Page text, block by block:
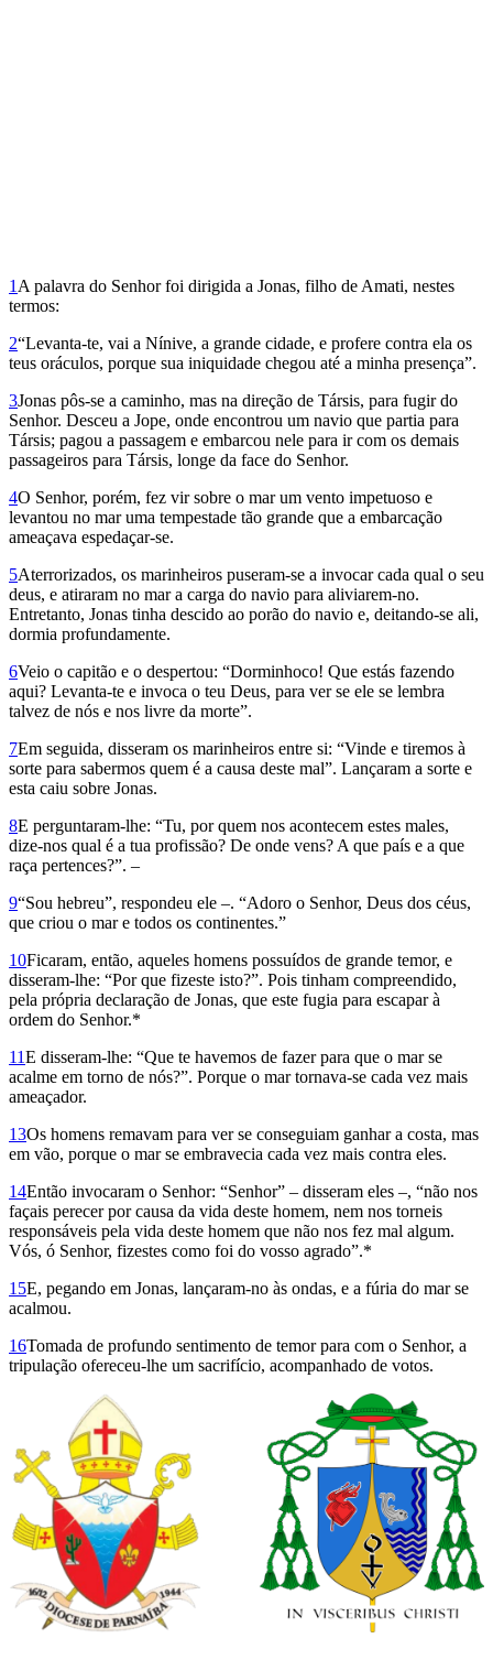
1 A palavra do Senhor foi dirigida a Jonas, filho de Amati, nestes
termos:
2“Levanta-te, vai a Nínive, a grande cidade, e profere contra ela os
teus oráculos, porque sua iniquidade chegou até a minha presença”.
3Jonas pôs-se a caminho, mas na direção de Társis, para fugir do
Senhor. Desceu a Jope, onde encontrou um navio que partia para
Társis; pagou a passagem e embarcou nele para ir com os demais
passageiros para Társis, longe da face do Senhor.
4O Senhor, porém, fez vir sobre o mar um vento impetuoso e
levantou no mar uma tempestade tão grande que a embarcação
ameaçava espedaçar-se.
5Aterrorizados, os marinheiros puseram-se a invocar cada qual o seu
deus, e atiraram no mar a carga do navio para aliviarem-no.
Entretanto, Jonas tinha descido ao porão do navio e, deitando-se ali,
dormia profundamente.
6Veio o capitão e o despertou: “Dorminhoco! Que estás fazendo
aqui? Levanta-te e invoca o teu Deus, para ver se ele se lembra
talvez de nós e nos livre da morte”.
7Em seguida, disseram os marinheiros entre si: “Vinde e tiremos à
sorte para sabermos quem é a causa deste mal”. Lançaram a sorte e
esta caiu sobre Jonas.
8E perguntaram-lhe: “Tu, por quem nos acontecem estes males,
dize-nos qual é a tua profissão? De onde vens? A que país e a que
raça pertences?”. –
9“Sou hebreu”, res­pondeu ele –. “Adoro o Senhor, Deus dos céus,
que criou o mar e todos os continentes.”
10Ficaram, então, aqueles homens possuídos de grande temor, e
disseram-lhe: “Por que fizeste isto?”. Pois tinham compreendido,
pela própria declaração de Jonas, que este fugia para escapar à
ordem do Senhor.*
11E disseram-lhe: “Que te havemos de fazer para que o mar se
acalme em torno de nós?”. Porque o mar tornava-se cada vez mais
ameaçador.
13Os homens remavam para ver se conseguiam ganhar a costa, mas
em vão, porque o mar se embravecia cada vez mais contra eles.
14Então invocaram o Senhor: “Senhor” – disseram eles –, “não nos
façais perecer por causa da vida deste homem, nem nos torneis
responsáveis pela vida deste homem que não nos fez mal algum.
Vós, ó Senhor, fizestes como foi do vosso agrado”.*
15E, pegando em Jonas, lançaram-no às ondas, e a fúria do mar se
acalmou.
16Tomada de profundo sentimento de temor para com o Senhor, a
tripulação ofereceu-lhe um sacrifício, acompanhado de votos.